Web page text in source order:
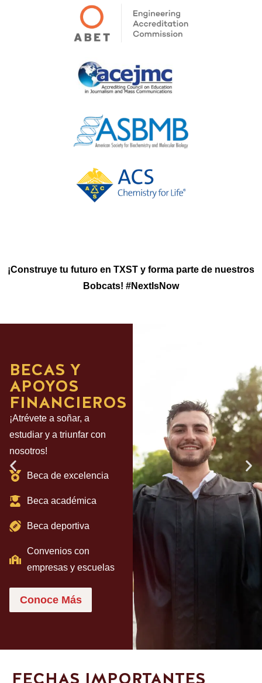
¡Construye tu futuro en TXST y forma parte de nuestros
Bobcats! #NextIsNow
BECAS Y
APOYOS
FINANCIEROS
¡Atrévete a soñar, a
estudiar y a triunfar con
nosotros!
Beca de excelencia
Beca académica
Beca deportiva
Convenios con
empresas y escuelas
Conoce Más
FECHAS IMPORTANTES